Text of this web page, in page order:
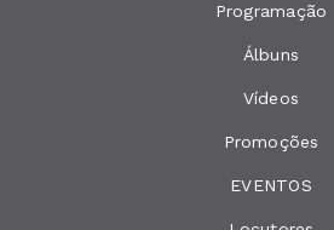
Programação
Álbuns
Vídeos
Promoções
EVENTOS